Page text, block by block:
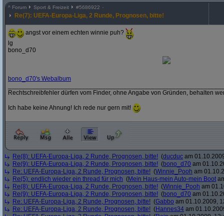
^ Forum Sport & Freizeit #5686922
Re(7): UEFA-Europa-Liga, 2 Runde, Prognosen, bitte!
angst vor einem echten winnie puh?
lg
bono_d70
bono_d70's Webalbum
Rechtschreibfehler dürfen vom Finder, ohne Angabe von Gründen, behalten
Ich habe keine Ahnung! Ich rede nur gern mit!
Re(8): UEFA-Europa-Liga, 2 Runde, Prognosen, bitte! (ducduc am
Re(9): UEFA-Europa-Liga, 2 Runde, Prognosen, bitte! (bono_d70 am
Re: UEFA-Europa-Liga, 2 Runde, Prognosen, bitte! (Winnie_Pooh am
Re(5): endlich wieder ein thread für mich (Mein Haus-mein Auto-mein Boot
Re(8): UEFA-Europa-Liga, 2 Runde, Prognosen, bitte! (Winnie_Pooh am
Re(9): UEFA-Europa-Liga, 2 Runde, Prognosen, bitte! (bono_d70 am
Re: UEFA-Europa-Liga, 2 Runde, Prognosen, bitte! (Gabbo am 01.10.2009,
Re: UEFA-Europa-Liga, 2 Runde, Prognosen, bitte! (Hannes34 am